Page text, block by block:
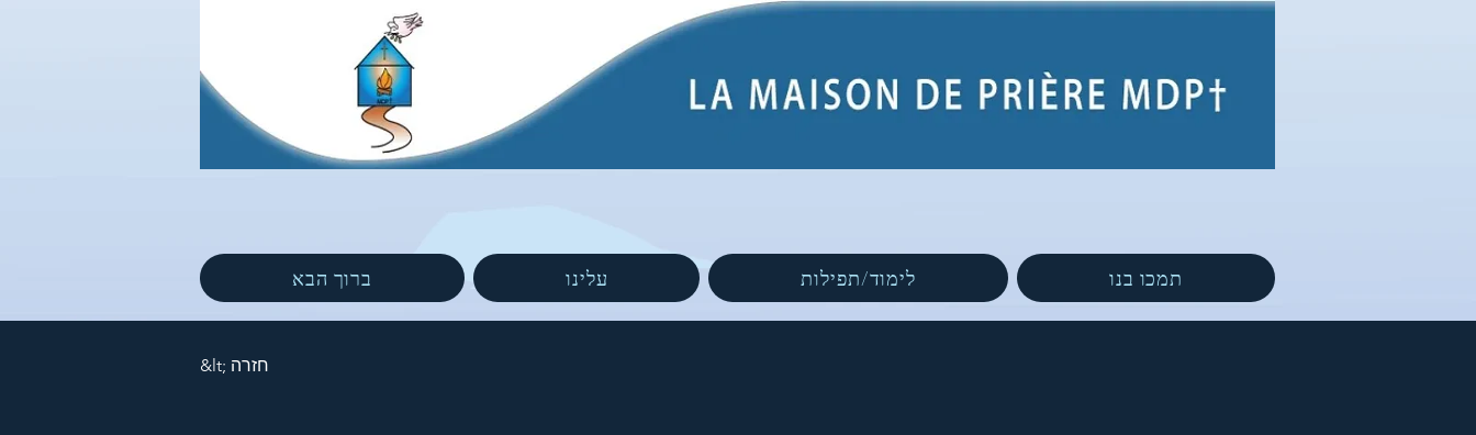
ברוך הבא עלינו לימוד/תפילות תמכו בנו
&lt; חזרה